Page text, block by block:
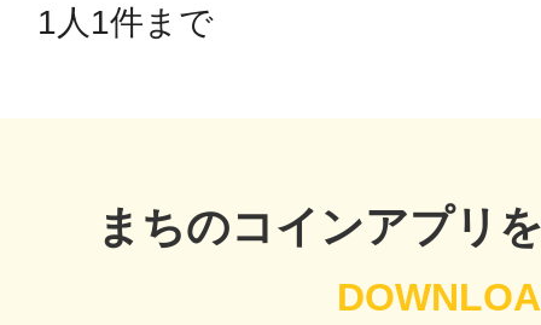
1人1件まで
まちのコインアプリ
秋葉原